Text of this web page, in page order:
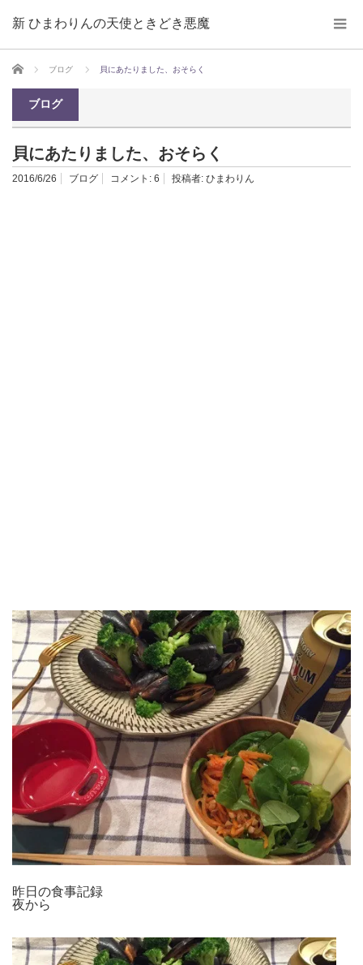
新 ひまわりんの天使ときどき悪魔
ホーム ブログ 貝にあたりました、おそらく
ブログ
貝にあたりました、おそらく
2016/6/26 ブログ コメント: 6 投稿者: ひまわりん
昨日の食事記録
夜から